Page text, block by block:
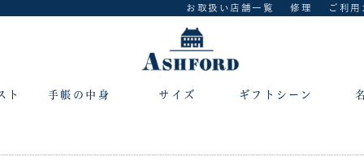
お取扱い店舗一覧 修理 ご利用
ト 手帳の中身 サイズ ギフトシーン